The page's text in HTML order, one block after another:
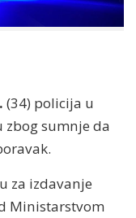
(34) policija u
sumnje da
za izdavanje
Ministarstvom